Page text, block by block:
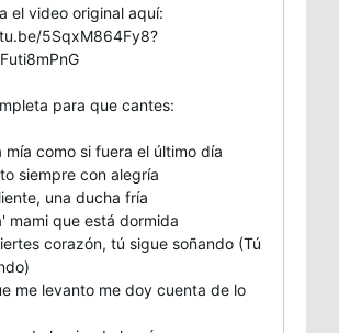
el video original aquí:
5SqxM864Fy8?
para que cantes:
mía como si fuera el último día
siempre con alegría
una ducha fría
mami que está dormida
corazón, tú sigue soñando (Tú
me levanto me doy cuenta de lo